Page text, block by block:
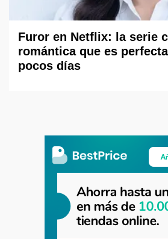
Furor en Netflix: la serie
romántica que es
pocos días